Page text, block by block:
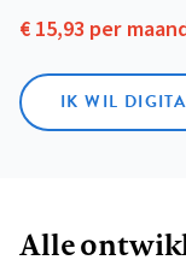
€ 15,93 per
IK WIL
Alle